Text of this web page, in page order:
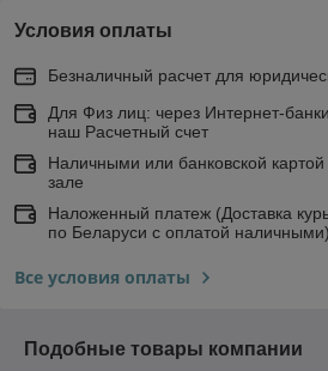
Условия оплаты
Безналичный расчет для
Для Физ лиц: через Интернет-
наш Расчетный счет
Наличными или банковской
зале
Наложенный платеж (Доставка
по Беларуси с оплатой наличными)
Все условия оплаты
Подобные товары компании